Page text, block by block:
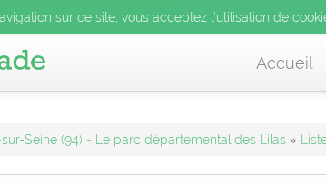
navigation sur ce site, vous acceptez l’utilisation de
Accueil
sur ce site, vous acceptez l’utilisation de
site, vous acceptez l’utilisation de
Seine (94) - Le parc départemental des Lilas »